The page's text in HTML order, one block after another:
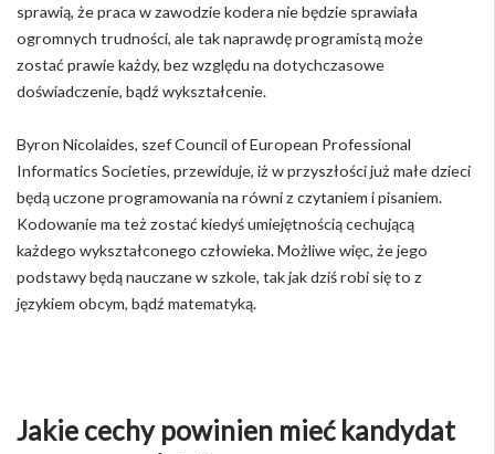
sprawią, że praca w zawodzie kodera nie będzie sprawiała
ogromnych trudności, ale tak naprawdę programistą może
zostać prawie każdy, bez względu na dotychczasowe
doświadczenie, bądź wykształcenie.
Byron Nicolaides, szef Council of European Professional
Informatics Societies, przewiduje, iż w przyszłości już małe dzieci
będą uczone programowania na równi z czytaniem i pisaniem.
Kodowanie ma też zostać kiedyś umiejętnością cechującą
każdego wykształconego człowieka. Możliwe więc, że jego
podstawy będą nauczane w szkole, tak jak dziś robi się to z
językiem obcym, bądź matematyką.
Jakie cechy powinien mieć kandydat